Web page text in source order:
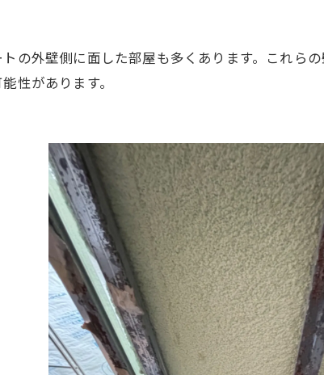
の外壁側に面した部屋も多くあります。これら
性があります。